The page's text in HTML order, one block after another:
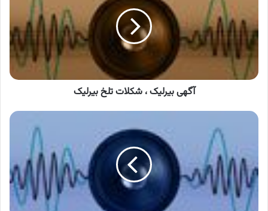
شکلات
تلخ
بیرلیک
آگهی بیرلیک ، شکلات تلخ بیرلیک
آگهی
قرعه
‌کشی
خودرو
تیبا